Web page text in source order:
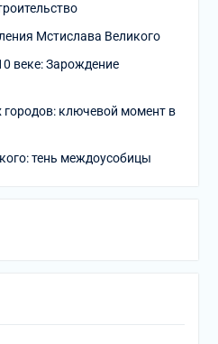
Мстислава Великого
веке: Зарождение
городов: ключевой момент в
тень междоусобицы